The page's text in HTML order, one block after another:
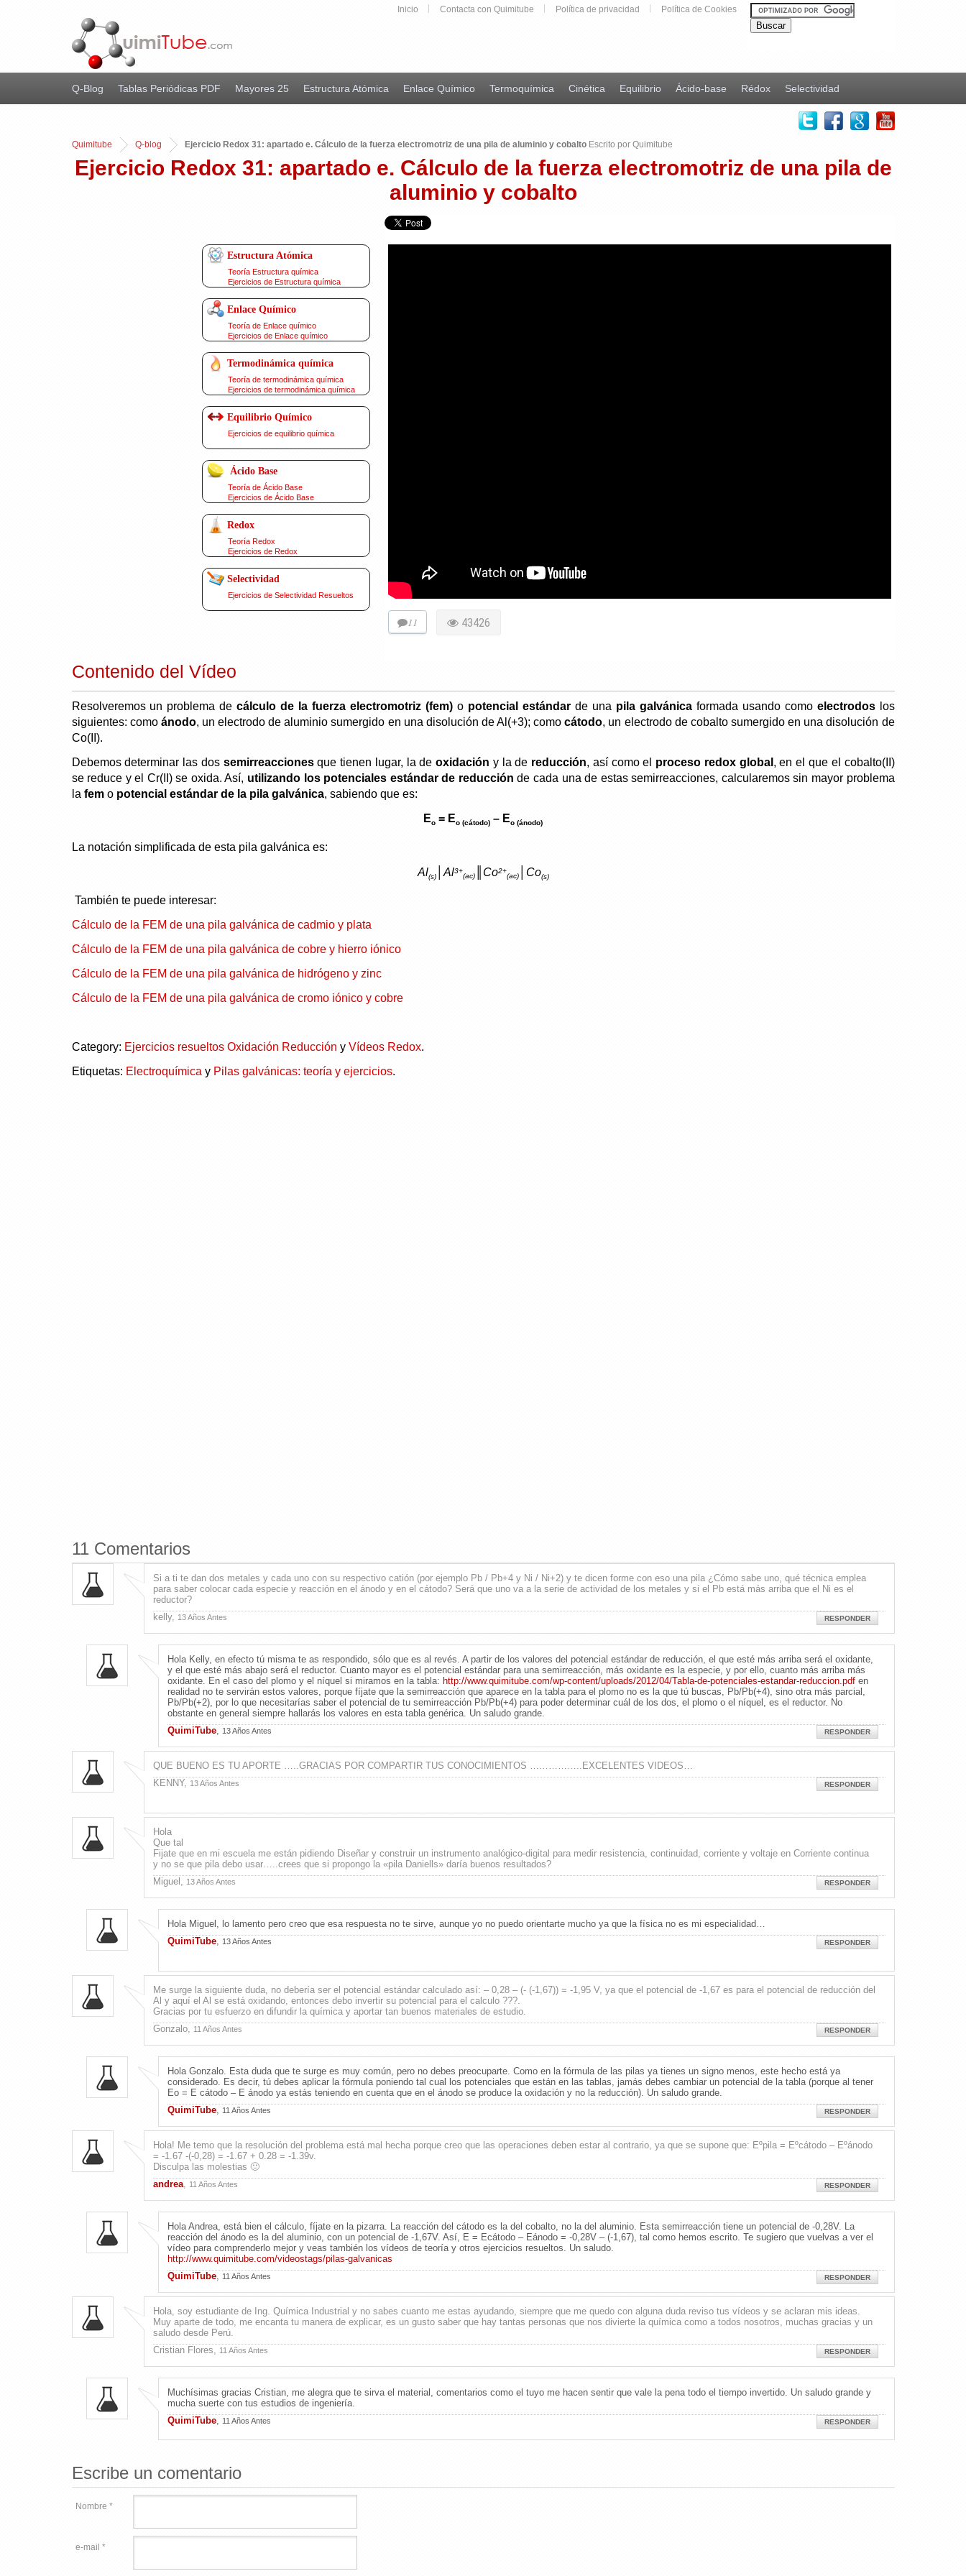
Inicio Contacta con Quimitube Política de privacidad Política de Cookies
Q-Blog Tablas Periódicas PDF Mayores 25 Estructura Atómica Enlace Químico Termoquímica Cinética Equilibrio Ácido-base Rédox Selectividad
Quimitube Q-blog Ejercicio Redox 31: apartado e. Cálculo de la fuerza electromotriz de una pila de aluminio y cobaltoEscrito por Quimitube
Ejercicio Redox 31: apartado e. Cálculo de la fuerza electromotriz de una pila de
aluminio y cobalto
Estructura Atómica
Teoría Estructura química
Ejercicios de Estructura química
Enlace Químico
Teoría de Enlace químico
Ejercicios de Enlace químico
Termodinámica química
Teoría de termodinámica química
Ejercicios de termodinámica química
Equilibrio Químico
Ejercicios de equilibrio química
Ácido Base
Teoría de Ácido Base
Ejercicios de Ácido Base
Redox
Teoría Redox
Ejercicios de Redox
Selectividad
Ejercicios de Selectividad Resueltos
11 43426
Contenido del Vídeo
Resolveremos un problema de cálculo de la fuerza electromotriz (fem) o potencial estándarde una pila galvánicaformada usando como electrodoslos
siguientes: como ánodo, un electrodo de aluminio sumergido en una disolución de Al(+3); comocátodo, un electrodo de cobalto sumergido en una disolución de
Co(II).
Debemos determinar las dos semirreaccionesque tienen lugar, la deoxidación y la de reducción, así como el proceso redox global , en el que el cobalto(II)
se reduce y el Cr(II) se oxida. Así, utilizando los potenciales estándar de reducción de cada una de estas semirreacciones, calcularemos sin mayor problema
la femo potencial estándar de la pila galvánica, sabiendo que es:
Eo = Eo (cátodo) – Eo (ánodo)
La notación simplificada de esta pila galvánica es:
Al(s)│Al3+
(ac)║Co2+
(ac)│Co(s)
También te puede interesar:
Cálculo de la FEM de una pila galvánica de cadmio y plata
Cálculo de la FEM de una pila galvánica de cobre y hierro iónico
Cálculo de la FEM de una pila galvánica de hidrógeno y zinc
Cálculo de la FEM de una pila galvánica de cromo iónico y cobre
Category: Ejercicios resueltos Oxidación Reducción y Vídeos Redox.
Etiquetas: Electroquímica y Pilas galvánicas: teoría y ejercicios.
11 Comentarios
Si a ti te dan dos metales y cada uno con su respectivo catión (por ejemplo Pb / Pb+4 y Ni / Ni+2) y te dicen forme con eso una pila ¿Cómo sabe uno, qué técnica emplea
para saber colocar cada especie y reacción en el ánodo y en el cátodo? Será que uno va a la serie de actividad de los metales y si el Pb está más arriba que el Ni es el
reductor?
kelly, 13 Años Antes RESPONDER
Hola Kelly, en efecto tú misma te as respondido, sólo que es al revés. A partir de los valores del potencial estándar de reducción, el que esté más arriba será el oxidante,
y el que esté más abajo será el reductor. Cuanto mayor es el potencial estándar para una semirreacción, más oxidante es la especie, y por ello, cuanto más arriba más
oxidante. En el caso del plomo y el níquel si miramos en la tabla: http://www.quimitube.com/wp-content/uploads/2012/04/Tabla-de-potenciales-estandar-reduccion.pdfen
realidad no te servirán estos valores, porque fíjate que la semirreacción que aparece en la tabla para el plomo no es la que tú buscas, Pb/Pb(+4), sino otra más parcial,
Pb/Pb(+2), por lo que necesitarías saber el potencial de tu semirreacción Pb/Pb(+4) para poder determinar cuál de los dos, el plomo o el níquel, es el reductor. No
obstante en general siempre hallarás los valores en esta tabla genérica. Un saludo grande.
QuimiTube, 13 Años Antes RESPONDER
QUE BUENO ES TU APORTE …..GRACIAS POR COMPARTIR TUS CONOCIMIENTOS ……………..EXCELENTES VIDEOS…
KENNY, 13 Años Antes RESPONDER
Hola
Que tal
Fijate que en mi escuela me están pidiendo Diseñar y construir un instrumento analógico-digital para medir resistencia, continuidad, corriente y voltaje en Corriente continua
y no se que pila debo usar…..crees que si propongo la «pila Daniells» daría buenos resultados?
Miguel, 13 Años Antes RESPONDER
Hola Miguel, lo lamento pero creo que esa respuesta no te sirve, aunque yo no puedo orientarte mucho ya que la física no es mi especialidad…
QuimiTube, 13 Años Antes RESPONDER
Me surge la siguiente duda, no debería ser el potencial estándar calculado así: – 0,28 – (- (-1,67)) = -1,95 V, ya que el potencial de -1,67 es para el potencial de reducción del
Al y aquí el Al se está oxidando, entonces debo invertir su potencial para el calculo ???.
Gracias por tu esfuerzo en difundir la química y aportar tan buenos materiales de estudio.
Gonzalo, 11 Años Antes RESPONDER
Hola Gonzalo. Esta duda que te surge es muy común, pero no debes preocuparte. Como en la fórmula de las pilas ya tienes un signo menos, este hecho está ya
considerado. Es decir, tú debes aplicar la fórmula poniendo tal cual los potenciales que están en las tablas, jamás debes cambiar un potencial de la tabla (porque al tener
Eo = E cátodo – E ánodo ya estás teniendo en cuenta que en el ánodo se produce la oxidación y no la reducción). Un saludo grande.
QuimiTube, 11 Años Antes RESPONDER
Hola! Me temo que la resolución del problema está mal hecha porque creo que las operaciones deben estar al contrario, ya que se supone que: Eºpila = Eºcátodo – Eºánodo
= -1.67 -(-0,28) = -1.67 + 0.28 = -1.39v.
Disculpa las molestias 🙂
andrea, 11 Años Antes RESPONDER
Hola Andrea, está bien el cálculo, fíjate en la pizarra. La reacción del cátodo es la del cobalto, no la del aluminio. Esta semirreacción tiene un potencial de -0,28V. La
reacción del ánodo es la del aluminio, con un potencial de -1,67V. Así, E = Ecátodo – Eánodo = -0,28V – (-1,67), tal como hemos escrito. Te sugiero que vuelvas a ver el
vídeo para comprenderlo mejor y veas también los vídeos de teoría y otros ejercicios resueltos. Un saludo.
http://www.quimitube.com/videostags/pilas-galvanicas
QuimiTube, 11 Años Antes RESPONDER
Hola, soy estudiante de Ing. Química Industrial y no sabes cuanto me estas ayudando, siempre que me quedo con alguna duda reviso tus vídeos y se aclaran mis ideas.
Muy aparte de todo, me encanta tu manera de explicar, es un gusto saber que hay tantas personas que nos divierte la química como a todos nosotros, muchas gracias y un
saludo desde Perú.
Cristian Flores, 11 Años Antes RESPONDER
Muchísimas gracias Cristian, me alegra que te sirva el material, comentarios como el tuyo me hacen sentir que vale la pena todo el tiempo invertido. Un saludo grande y
mucha suerte con tus estudios de ingeniería.
QuimiTube, 11 Años Antes RESPONDER
Escribe un comentario
Nombre *
e-mail *